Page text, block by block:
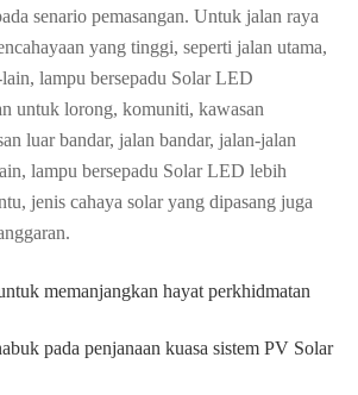
senario pemasangan. Untuk jalan raya
yang tinggi, seperti jalan utama,
lampu bersepadu Solar LED
untuk lorong, komuniti, kawasan
luar bandar, jalan bandar, jalan-jalan
lampu bersepadu Solar LED lebih
jenis cahaya solar yang dipasang juga
memanjangkan hayat perkhidmatan
pada penjanaan kuasa sistem PV Solar